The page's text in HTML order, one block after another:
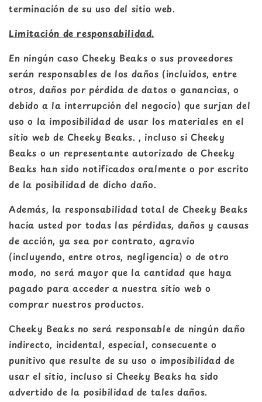
terminación de su uso del sitio web.
Limitación de responsabilidad.
En ningún caso Cheeky Beaks o sus proveedores
serán responsables de los daños (incluidos, entre
otros, daños por pérdida de datos o ganancias, o
debido a la interrupción del negocio) que surjan del
uso o la imposibilidad de usar los materiales en el
sitio web de Cheeky Beaks. , incluso si Cheeky
Beaks o un representante autorizado de Cheeky
Beaks han sido notificados oralmente o por escrito
de la posibilidad de dicho daño.
Además, la responsabilidad total de Cheeky Beaks
hacia usted por todas las pérdidas, daños y causas
de acción, ya sea por contrato, agravio
(incluyendo, entre otros, negligencia) o de otro
modo, no será mayor que la cantidad que haya
pagado para acceder a nuestra sitio web o
comprar nuestros productos.
Cheeky Beaks no será responsable de ningún daño
indirecto, incidental, especial, consecuente o
punitivo que resulte de su uso o imposibilidad de
usar el sitio, incluso si Cheeky Beaks ha sido
advertido de la posibilidad de tales daños.